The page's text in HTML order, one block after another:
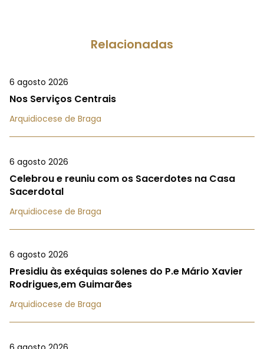
Relacionadas
6 agosto 2026
Nos Serviços Centrais
Arquidiocese de Braga
6 agosto 2026
Celebrou e reuniu com os Sacerdotes na Casa
Sacerdotal
Arquidiocese de Braga
6 agosto 2026
Presidiu às exéquias solenes do P.e Mário Xavier
Rodrigues,em Guimarães
Arquidiocese de Braga